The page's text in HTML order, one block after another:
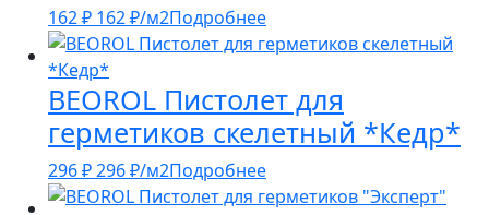
162₽ 162₽/м2Подробнее
BEOROL Пистолет для
герметиков скелетный *Кедр*
296₽296₽/м2Подробнее